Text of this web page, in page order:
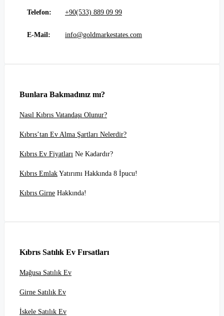
Telefon: +90(533) 889 09 99
E-Mail: info@goldmarkestates.com
Bunlara Bakmadınız mı?
Nasıl Kıbrıs Vatandaşı Olunur?
Kıbrıs’tan Ev Alma Şartları Nelerdir?
Kıbrıs Ev Fiyatları Ne Kadardır?
Kıbrıs Emlak Yatırımı Hakkında 8 İpucu!
Kıbrıs Girne Hakkında!
Kıbrıs Satılık Ev Fırsatları
Mağusa Satılık Ev
Girne Satılık Ev
İskele Satılık Ev